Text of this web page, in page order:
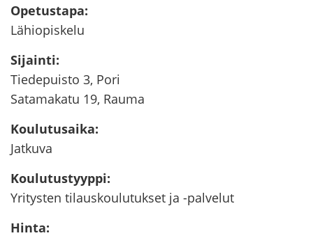
Ope­tus­ta­pa:
Lä­hio­pis­ke­lu
Si­jain­ti:
Tie­de­puis­to 3, Pori
Sa­ta­ma­ka­tu 19, Rauma
Kou­lu­tusai­ka:
Jat­ku­va
Kou­lu­tus­tyyp­pi:
Yri­tys­ten ti­laus­kou­lu­tuk­set ja -​palvelut
Hinta: